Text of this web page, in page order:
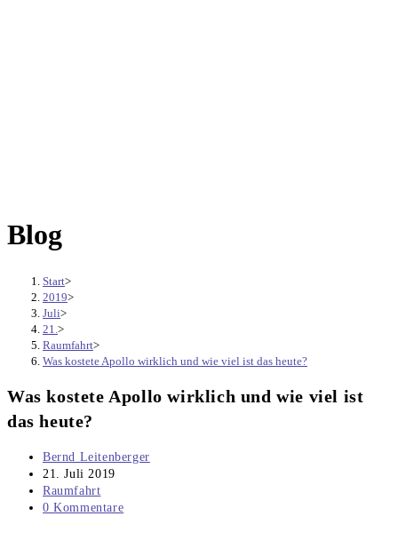
Blog
Start>
2019>
Juli>
21. >
Raumfahrt>
Was kostete Apollo wirklich und wie viel ist das heute?
Was kostete Apollo wirklich und wie viel ist
das heute?
Beitrags-
Autor:
Bernd Leitenberger
Beitrag
veröffentlicht:
21. Juli 2019
Beitrags-
Kategorie:
Raumfahrt
Beitrags-
0 Kommentare